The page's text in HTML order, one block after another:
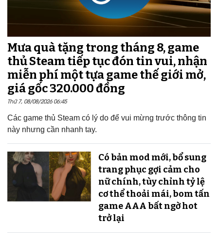
Mưa quà tặng trong tháng 8, game
thủ Steam tiếp tục đón tin vui, nhận
miễn phí một tựa game thế giới mở,
giá gốc 320.000 đồng
Thứ 7, 08/08/2026 06:45
Các game thủ Steam có lý do để vui mừng trước thông tin
này nhưng cần nhanh tay.
Có bản mod mới, bổ sung
trang phục gợi cảm cho
nữ chính, tùy chỉnh tỷ lệ
cơ thể thoải mái, bom tấn
game AAA bất ngờ hot
trở lại